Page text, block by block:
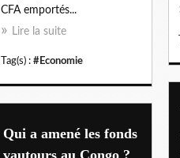
CFA emportés...
Lire la suite
Tag(s) : #Economie
Qui a amené les fonds
vautours au Congo ?